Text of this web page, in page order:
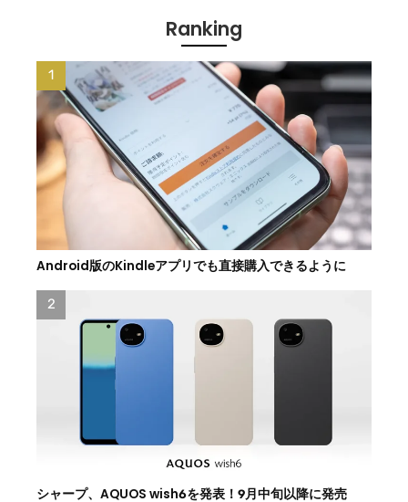
Ranking
Android版のKindleアプリでも直接購入できるように
シャープ、AQUOS wish6を発表！9月中旬以降に発売